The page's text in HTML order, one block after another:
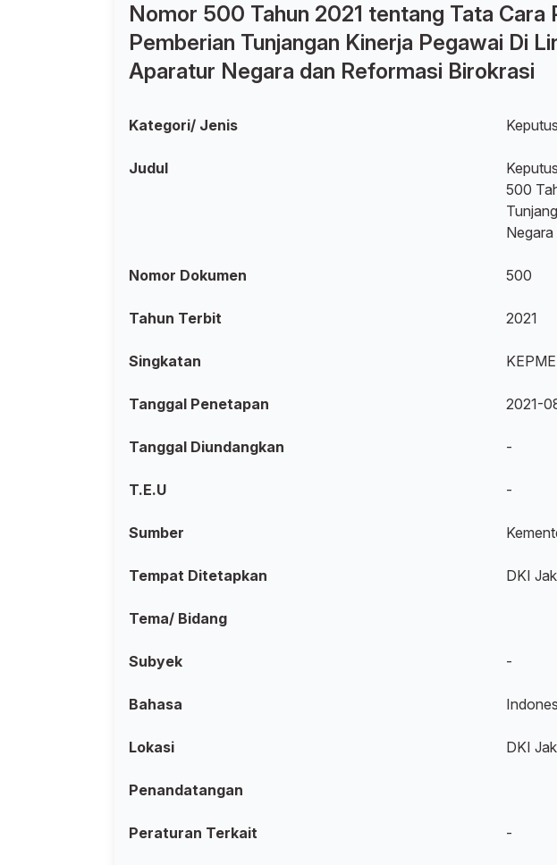
Nomor 500 Tahun 2021 tentang Tata
Pemberian Tunjangan Kinerja Pegawai Di
Aparatur Negara dan Reformasi Birokrasi
Kategori/ Jenis
Judul
500
Nomor Dokumen 500
Tahun Terbit 2021
Singkatan
Tanggal Penetapan 2021-
Tanggal Diundangkan -
T.E.U -
Sumber
Tempat Ditetapkan DKI
Tema/ Bidang
Subyek -
Bahasa
Lokasi DKI
Penandatangan
Peraturan Terkait -